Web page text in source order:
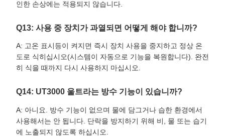
인한 손상에는 적용되지 않습니다.
Q13: 사용 중 장치가 과열되면 어떻게 해야 합니까?
A: 고온 표시등이 켜지면 즉시 장치 사용을 중지하고 정상 온
도로 식히십시오(시스템이 자동으로 기능을 복원합니다). 완전
히 식을 때까지 다시 사용하지 마십시오.
Q14: UT3000 울트라는 방수 기능이 있습니까?
A: 아니요. 방수 기능이 없으며 물에 담그거나 습한 환경에서
사용해서는 안 됩니다. 단락을 방지하기 위해 비, 물 또는 습기
에 노출되지 않도록 하십시오.